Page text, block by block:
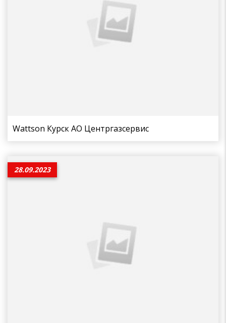
Wattson Курск АО Центргазсервис
28.09.2023